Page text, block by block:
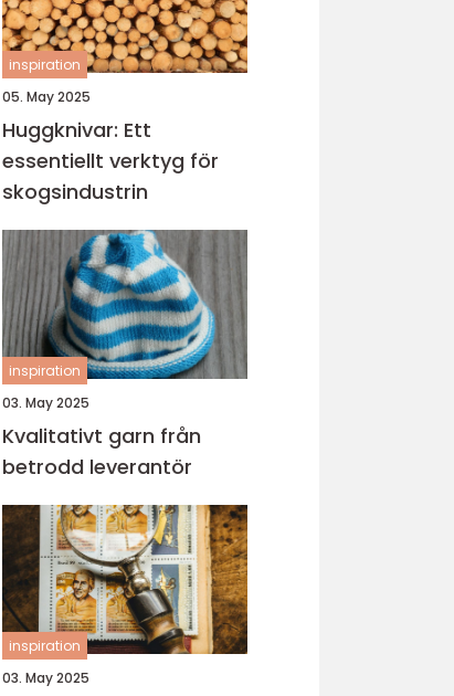
inspiration
05. May 2025
Huggknivar: Ett
essentiellt verktyg för
skogsindustrin
inspiration
03. May 2025
Kvalitativt garn från
betrodd leverantör
inspiration
03. May 2025